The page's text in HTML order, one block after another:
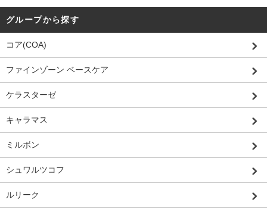
グループから探す
コア(COA)
ファインゾーン ベースケア
ケラスターゼ
キャラマス
ミルボン
シュワルツコフ
ルリーク